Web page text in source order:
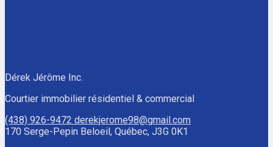
Dérek Jérôme Inc.
Courtier immobilier résidentiel & commercial
(438) 926-9472 derekjerome98@gmail.com
170 Serge-Pepin Beloeil, Québec, J3G 0K1